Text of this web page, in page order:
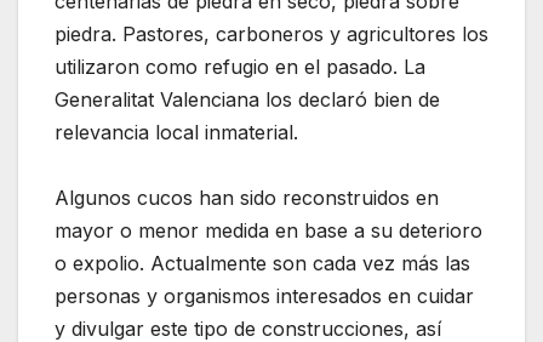
piedra. Pastores, carboneros y agricultores los
utilizaron como refugio en el pasado. La
Generalitat Valenciana los declaró bien de
relevancia local inmaterial.
Algunos cucos han sido reconstruidos en
mayor o menor medida en base a su deterioro
o expolio. Actualmente son cada vez más las
personas y organismos interesados en cuidar
y divulgar este tipo de construcciones, así